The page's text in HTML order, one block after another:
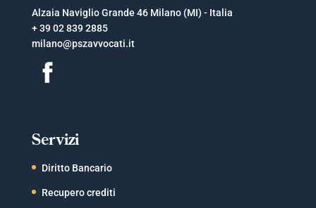
Alzaia Naviglio Grande 46 Milano (MI) - Italia
+ 39 02 839 2885
milano@pszavvocati.it
Servizi
Diritto Bancario
Recupero crediti